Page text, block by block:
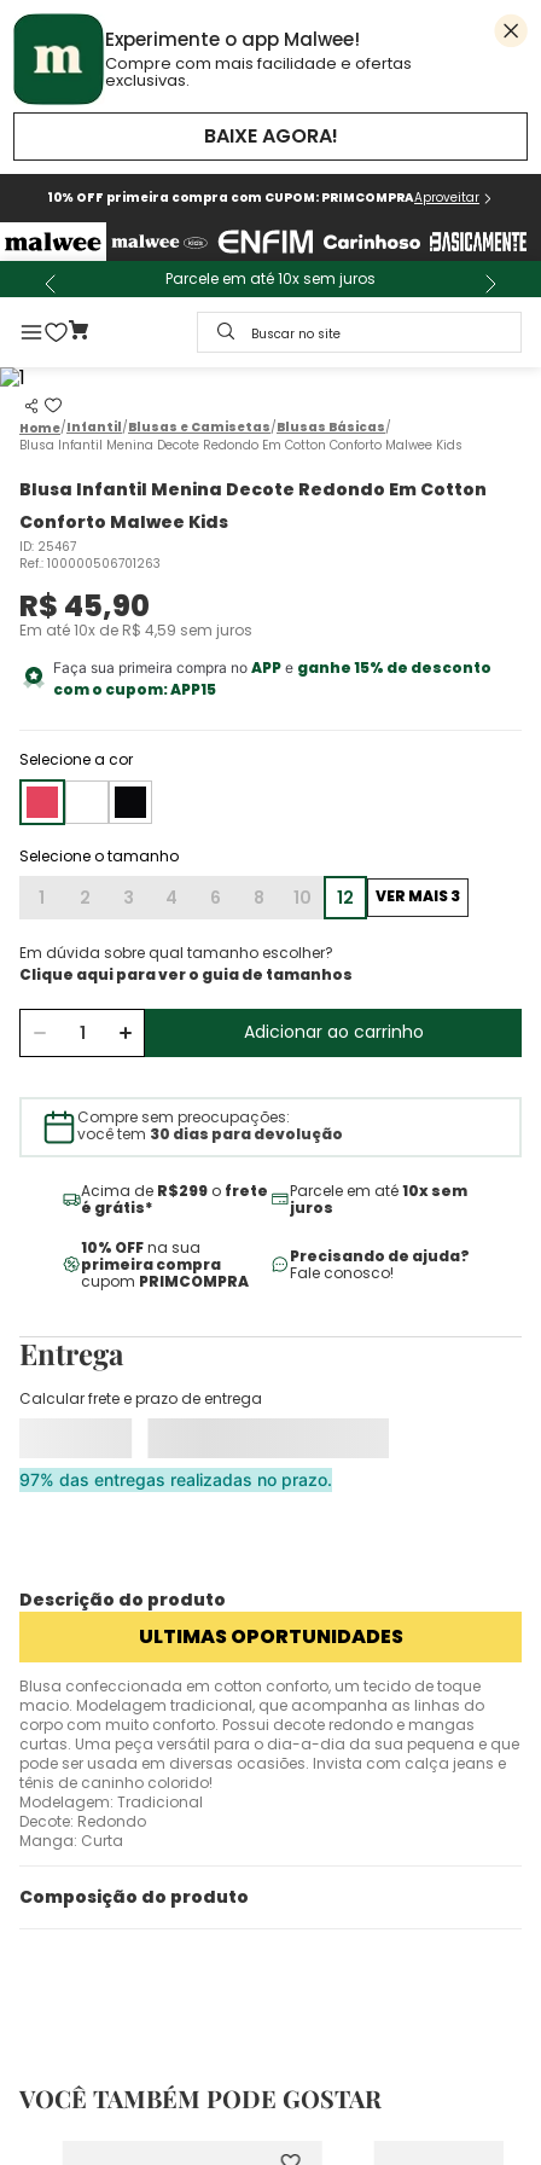
Experimente o app Malwee!
Compre com mais facilidade e ofertas
exclusivas.
BAIXE AGORA!
10% OFF primeira compra com CUPOM: PRIMCOMPRAAproveitar
Parcele em até 10x sem juros
Buscar no site
Infantil Blusas e Camisetas Blusas Básicas
Blusa Infantil Menina Decote Redondo Em Cotton Conforto Malwee Kids
Blusa Infantil Menina Decote Redondo Em Cotton
Conforto Malwee Kids
ID: 25467
Ref.: 100000506701263
R$ 45,90
Em até10x de R$ 4,59 sem juros
Faça sua primeira compra no APPe ganhe 15% de desconto
com o cupom:APP15
Selecione a cor
1 2 3 4 6 8 10 12 VER MAIS 3
Em dúvida sobre qual tamanho escolher?
Adicionar ao carrinho
Compre sem preocupações:
você tem 30 dias para devolução
Acima de R$299 o frete
é grátis*
Parcele em até10x sem
juros
10% OFFna sua
primeira compra
cupom PRIMCOMPRA
Precisando de ajuda?
Fale conosco!
Entrega
Calcular frete e prazo de entrega
97% das entregas realizadas no prazo.
Descrição do produto
ULTIMAS OPORTUNIDADES
Blusa confeccionada em cotton conforto, um tecido de toque
macio. Modelagem tradicional, que acompanha as linhas do
corpo com muito conforto. Possui decote redondo e mangas
curtas. Uma peça versátil para o dia-a-dia da sua pequena e que
pode ser usada em diversas ocasiões. Invista com calça jeans e
tênis de caninho colorido!
Modelagem: Tradicional
Decote: Redondo
Manga: Curta
Composição do produto
VOCÊ TAMBÉM PODE GOSTAR